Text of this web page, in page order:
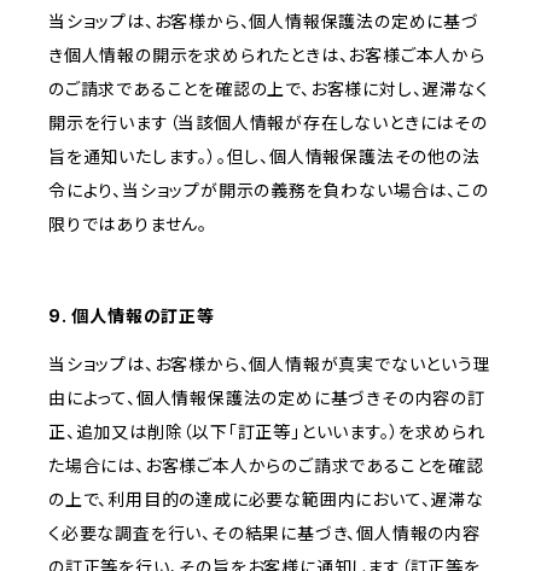
当ショップは、お客様から、個人情報保護法の定めに基づ
き個人情報の開示を求められたときは、お客様ご本人から
のご請求であることを確認の上で、お客様に対し、遅滞なく
開示を行います（当該個人情報が存在しないときにはその
旨を通知いたします。）。但し、個人情報保護法その他の法
令により、当ショップが開示の義務を負わない場合は、この
限りではありません。
9. 個人情報の訂正等
当ショップは、お客様から、個人情報が真実でないという理
由によって、個人情報保護法の定めに基づきその内容の訂
正、追加又は削除（以下「訂正等」といいます。）を求められ
た場合には、お客様ご本人からのご請求であることを確認
の上で、利用目的の達成に必要な範囲内において、遅滞な
く必要な調査を行い、その結果に基づき、個人情報の内容